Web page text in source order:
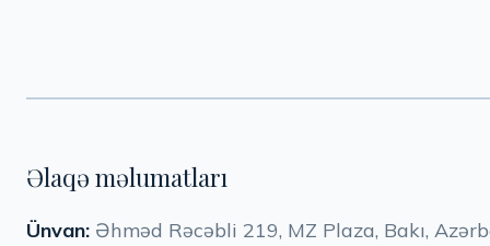
Əlaqə məlumatları
Ünvan: Əhməd Rəcəbli 219, MZ Plaza, Bakı,